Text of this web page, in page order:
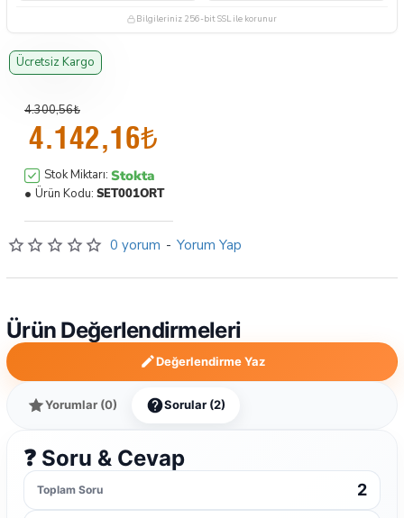
Bilgileriniz 256-bit SSL ile korunur
Ücretsiz Kargo
0 yorum - Yorum Yap
4.142,16₺
4.300,56₺
Stok Miktarı: Stokta
Ürün Kodu: SET001ORT
Ürün Değerlendirmeleri
Değerlendirme Yaz
Yorumlar (0) Sorular (2)
❓ Soru & Cevap
Toplam Soru 2